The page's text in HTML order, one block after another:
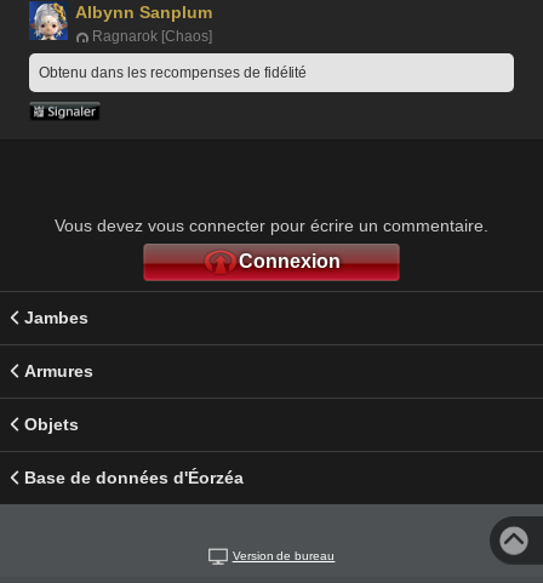
Albynn Sanplum
Ragnarok [Chaos]
Obtenu dans les recompenses de fidélité
Vous devez vous connecter pour écrire un commentaire.
Connexion
Jambes
Armures
Objets
Base de données d'Éorzéa
Version de bureau